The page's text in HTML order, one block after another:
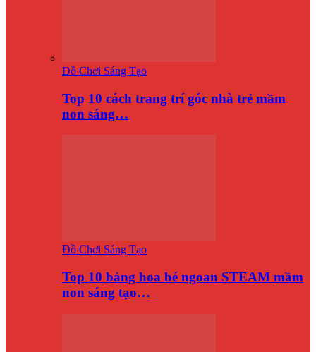
Đồ Chơi Sáng Tạo
Top 10 cách trang trí góc nhà trẻ mầm
non sáng…
Đồ Chơi Sáng Tạo
Top 10 bảng hoa bé ngoan STEAM mầm
non sáng tạo…